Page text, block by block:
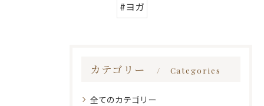
#ヨガ
カテゴリー Categories
全てのカテゴリー